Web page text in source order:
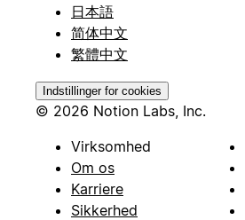
日本語
简体中文
繁體中文
Indstillinger for cookies
© 2026 Notion Labs, Inc.
Virksomhed
Om os
Karriere
Sikkerhed